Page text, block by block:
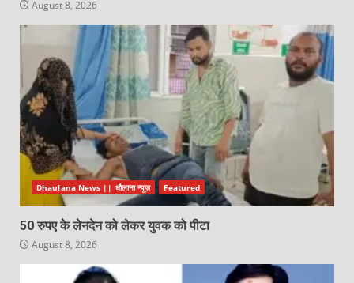
August 8, 2026
Dhaulana News || धौलाना न्यूज़ Featured
50 रुपए के लेनदेन को लेकर युवक को पीटा
August 8, 2026